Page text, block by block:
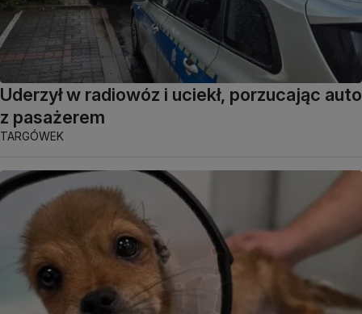
Uderzył w radiowóz i uciekł, porzucając auto
z pasażerem
TARGÓWEK